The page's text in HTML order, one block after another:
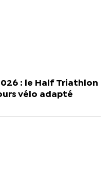
: le Half Triathlon
vélo adapté